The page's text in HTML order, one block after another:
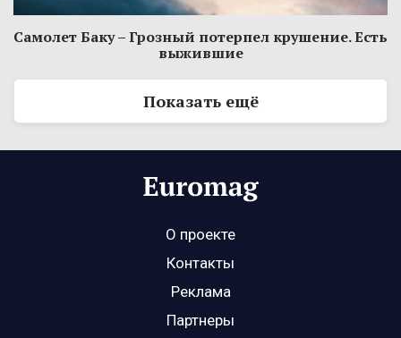
Самолет Баку – Грозный потерпел крушение. Есть
выжившие
Показать ещё
О проекте
Контакты
Реклама
Партнеры